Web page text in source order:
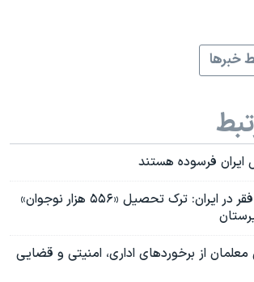
خبرها
فرسوده هستند
پیامدهای گسترش فقر در ایران: ترک تحصیل «۵۵۶ هزار نوجوان»
معلمان از برخوردهای اداری، امنیتی و قضایی